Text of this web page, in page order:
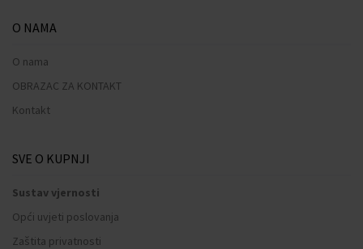
O NAMA
O nama
OBRAZAC ZA KONTAKT
Kontakt
SVE O KUPNJI
Sustav vjernosti
Opći uvjeti poslovanja
Zaštita privatnosti